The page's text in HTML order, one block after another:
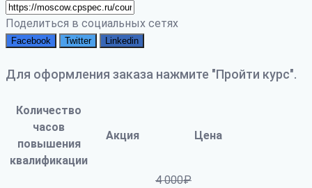
Поделиться в социальных сетях
Facebook Twitter Linkedin
Для оформления заказа нажмите "Пройти курс".
Количество
часов
повышения
квалификации
Акция Цена
4 000₽